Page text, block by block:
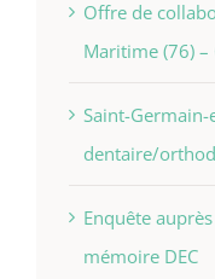
Offre de
Maritime (76) –
Saint-Germain-
dentaire/
Enquête
mémoire DEC